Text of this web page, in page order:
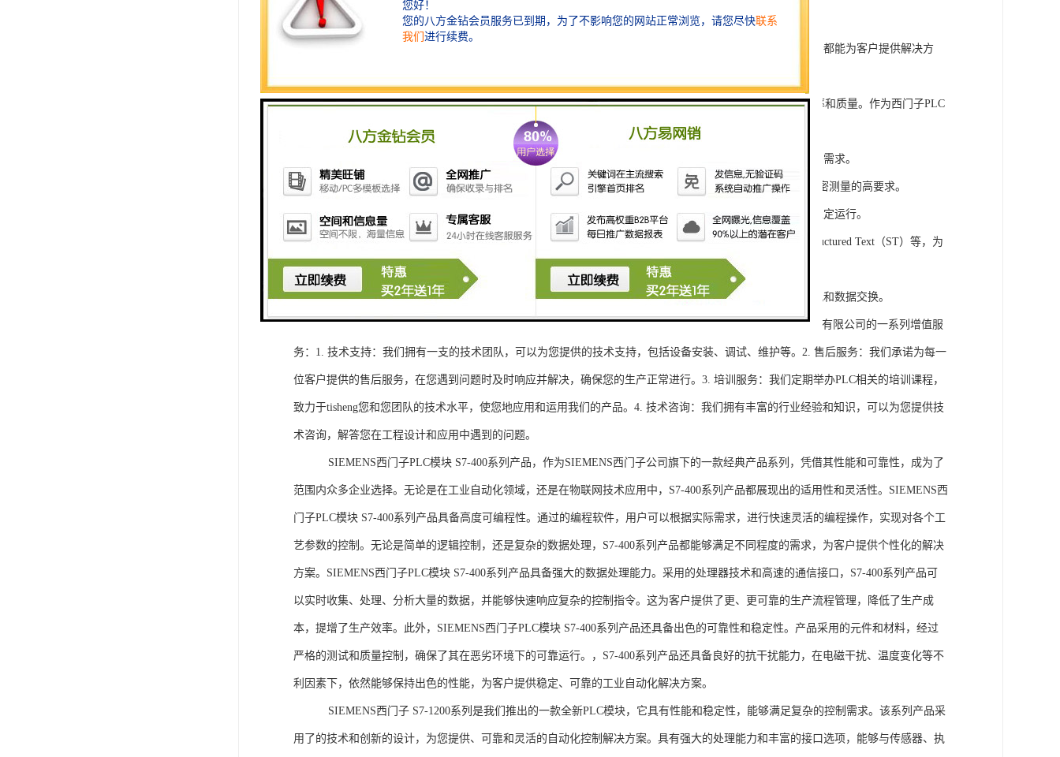
快速部署：配备了完善的软件工具和技术支持，可快速部署系统，缩短项目周期。
在智能科技、自动化科技和机电领域内有着到的见解。无论是提供技术咨询，还是进行技术开发和转让，我们都能为客户提供解决方
SIEMENS西门子PLC模块S7-300系列产品是一系列高可靠性、高性能的工控设备，旨在tisheng生产效率和质量。作为西门子PLC
系列中的重要组成部分，S7-300系列产品具有以下突出特点：
1. 灵活性和可扩展性：S7-300系列产品设计特，可根据客户需求灵活配置输入输出模块，满足不同规模工程的需求。
2. 高速、高精度的模拟量输入输出：S7-300系列产品支持多达8个模拟量输入输出通道，可满足对于控制和精密测量的高要求。
3. 高可靠性和稳定性：S7-300系列产品采用的硬件和软件技术，具有高度可靠性和稳定性，保证系统的长期稳定运行。
4. 灵活可编程：S7-300系列产品采用TIA Portal开发环境，支持多种编程语言，如Ladder Diagram（LD）、Structured Text（ST）等，为
工程师提供了更多编程选择。
5. 可靠的通讯接口：S7-300系列产品配备丰富的通讯接口，可与其他工控设备无缝集成，实现设备之间的通讯和数据交换。
购买SIEMENS西门子PLC模块S7-300系列产品，不仅获得了可靠的工控设备，还将获得浔之漫智控技术(上海)有限公司的一系列增值服
务：1. 技术支持：我们拥有一支的技术团队，可以为您提供的技术支持，包括设备安装、调试、维护等。2. 售后服务：我们承诺为每一
位客户提供的售后服务，在您遇到问题时及时响应并解决，确保您的生产正常进行。3. 培训服务：我们定期举办PLC相关的培训课程，
致力于tisheng您和您团队的技术水平，使您地应用和运用我们的产品。4. 技术咨询：我们拥有丰富的行业经验和知识，可以为您提供技
术咨询，解答您在工程设计和应用中遇到的问题。
SIEMENS西门子PLC模块 S7-400系列产品，作为SIEMENS西门子公司旗下的一款经典产品系列，凭借其性能和可靠性，成为了
范围内众多企业选择。无论是在工业自动化领域，还是在物联网技术应用中，S7-400系列产品都展现出的适用性和灵活性。SIEMENS西
门子PLC模块 S7-400系列产品具备高度可编程性。通过的编程软件，用户可以根据实际需求，进行快速灵活的编程操作，实现对各个工
艺参数的控制。无论是简单的逻辑控制，还是复杂的数据处理，S7-400系列产品都能够满足不同程度的需求，为客户提供个性化的解决
方案。SIEMENS西门子PLC模块 S7-400系列产品具备强大的数据处理能力。采用的处理器技术和高速的通信接口，S7-400系列产品可
以实时收集、处理、分析大量的数据，并能够快速响应复杂的控制指令。这为客户提供了更、更可靠的生产流程管理，降低了生产成
本，提增了生产效率。此外，SIEMENS西门子PLC模块 S7-400系列产品还具备出色的可靠性和稳定性。产品采用的元件和材料，经过
严格的测试和质量控制，确保了其在恶劣环境下的可靠运行。，S7-400系列产品还具备良好的抗干扰能力，在电磁干扰、温度变化等不
利因素下，依然能够保持出色的性能，为客户提供稳定、可靠的工业自动化解决方案。
SIEMENS西门子 S7-1200系列是我们推出的一款全新PLC模块，它具有性能和稳定性，能够满足复杂的控制需求。该系列产品采
用了的技术和创新的设计，为您提供、可靠和灵活的自动化控制解决方案。具有强大的处理能力和丰富的接口选项，能够与传感器、执